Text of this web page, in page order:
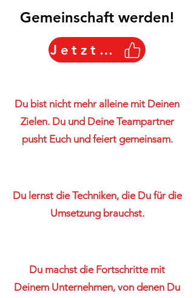
Gemeinschaft werden!
Jetzt starten
Du bist nicht mehr alleine mit Deinen
Zielen. Du und Deine Teampartner
pusht Euch und feiert gemeinsam.
Du lernst die Techniken, die Du für die
Umsetzung brauchst.
Du machst die Fortschritte mit
Deinem Unternehmen, von denen Du